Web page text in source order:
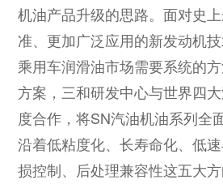
机油产品升级的思路。面对史
准、更加广泛应用的新发动机
乘用车润滑油市场需要系统的
方案，三和研发中心与世界四
度合作，将SN汽油机油系列全
沿着低粘度化、长寿命化、低
损控制、后处理兼容性这五大